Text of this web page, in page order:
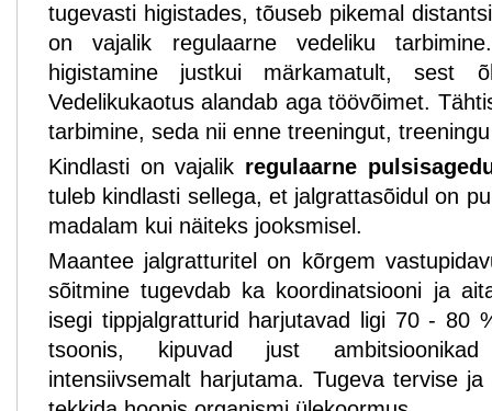
tugevasti higistades, tõuseb pikemal
on vajalik regulaarne vedeliku
higistamine justkui märkamatult, sest
Vedelikukaotus alandab aga töövõimet.
tarbimine, seda nii enne treeningut,
Kindlasti on vajalik regulaarne
tuleb kindlasti sellega, et jalgrattasõidul on
madalam kui näiteks jooksmisel.
Maantee jalgratturitel on kõrgem
sõitmine tugevdab ka koordinatsiooni ja
isegi tippjalgratturid harjutavad ligi 70 - 80
tsoonis, kipuvad just ambitsioonikad
intensiivsemalt harjutama. Tugeva tervise